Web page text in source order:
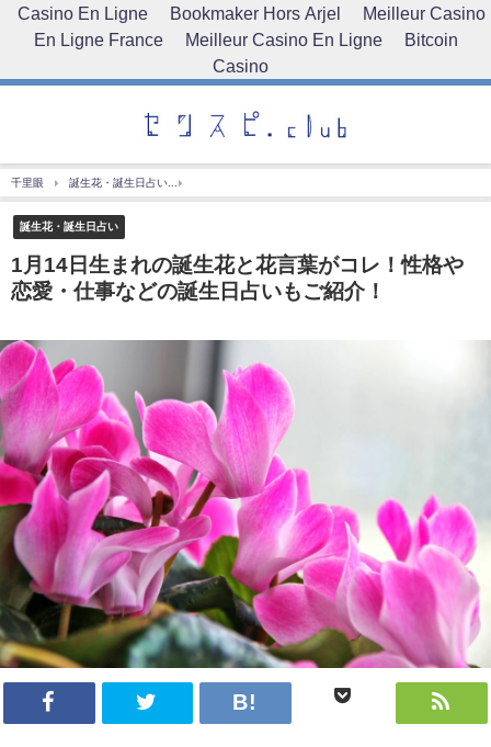
Casino En Ligne Bookmaker Hors Arjel
Meilleur Casino
En Ligne France
Meilleur Casino En Ligne
Bitcoin
Casino
千里眼 誕生花・誕生日占い
誕生花・誕生日占い
1月14日生まれの誕生花と花言葉がコレ！性格や
恋愛・仕事などの誕生日占いもご紹介！